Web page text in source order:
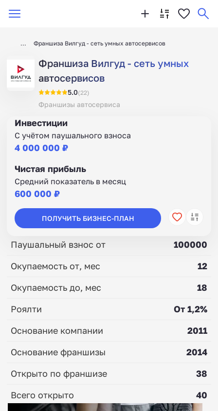
Франшиза Вилгуд - сеть умных автосервисов
Франшиза Вилгуд - сеть умных
автосервисов
5.0(22)
Франшизы автосервиса
Инвестиции
С учётом паушального взноса
4 000 000 ₽
Чистая прибыль
Средний показатель в месяц
600 000 ₽
ПОЛУЧИТЬ БИЗНЕС-ПЛАН
Паушальный взнос от
100000
Окупаемость от, мес
12
Окупаемость до, мес
18
Роялти
От 1,2%
Основание компании
2011
Основание франшизы
2014
Открыто по франшизе
38
Всего открыто
40